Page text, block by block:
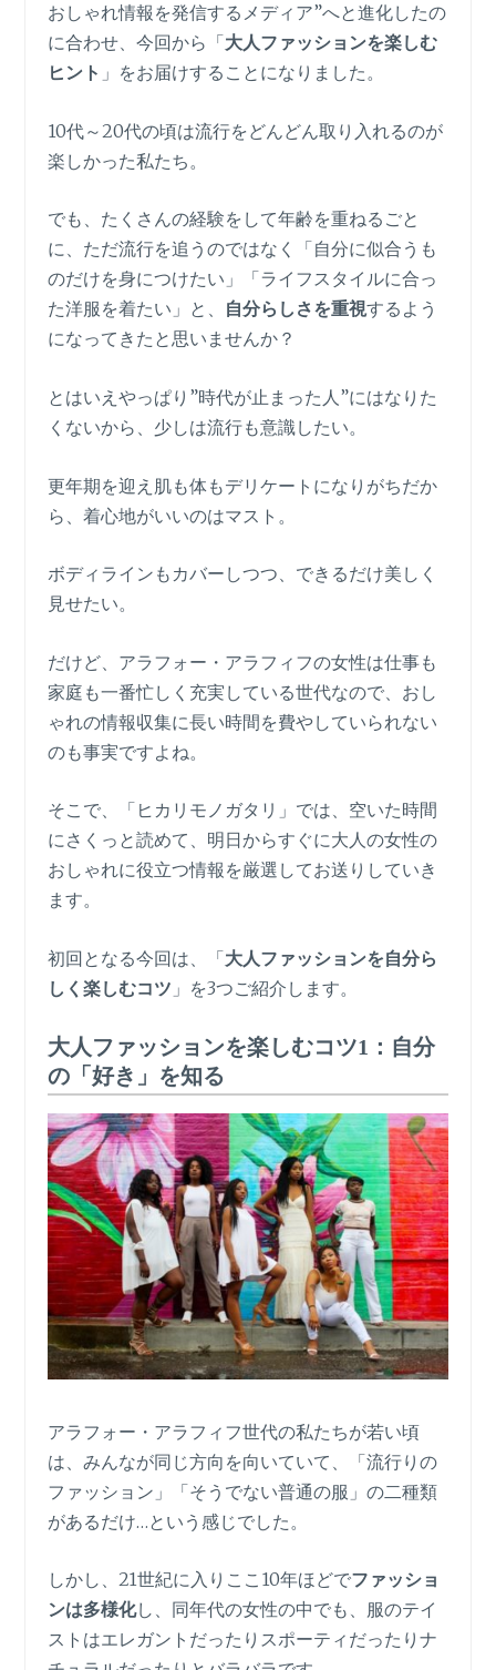
おしゃれ情報を発信するメディア”へと進化したの
に合わせ、今回から「大人ファッションを楽しむ
ヒント 」をお届けすることになりました。
10代～20代の頃は流行をどんどん取り入れるのが
楽しかった私たち。
でも、たくさんの経験をして年齢を重ねるごと
に、ただ流行を追うのではなく「自分に似合うも
のだけを身につけたい」「ライフスタイルに合っ
た洋服を着たい」と、 自分らしさを重視するよう
になってきたと思いませんか？
とはいえやっぱり”時代が止まった人”にはなりた
くないから、少しは流行も意識したい。
更年期を迎え肌も体もデリケートになりがちだか
ら、着心地がいいのはマスト。
ボディラインもカバーしつつ、できるだけ美しく
見せたい。
だけど、アラフォー・アラフィフの女性は仕事も
家庭も一番忙しく充実している世代なので、おし
ゃれの情報収集に長い時間を費やしていられない
のも事実ですよね。
そこで、「ヒカリモノガタリ」では、空いた時間
にさくっと読めて、明日からすぐに大人の女性の
おしゃれに役立つ情報を厳選してお送りしていき
ます。
初回となる今回は、「大人ファッションを自分ら
しく楽しむコツ 」を3つご紹介します。
大人ファッションを楽しむコツ1：自分
の「好き」を知る
アラフォー・アラフィフ世代の私たちが若い頃
は、みんなが同じ方向を向いていて、「流行りの
ファッション」「そうでない普通の服」の二種類
があるだけ…という感じでした。
しかし、21世紀に入りここ10年ほどでファッショ
ンは多様化し、同年代の女性の中でも、服のテイ
ストはエレガントだったりスポーティだったりナ